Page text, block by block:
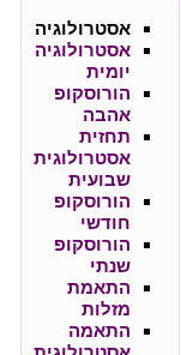
אסטרולוגיה
אסטרולוגיה
יומית
הורוסקופ
אהבה
תחזית
אסטרולוגית
שבועית
הורוסקופ
חודשי
הורוסקופ
שנתי
התאמת
מזלות
התאמה